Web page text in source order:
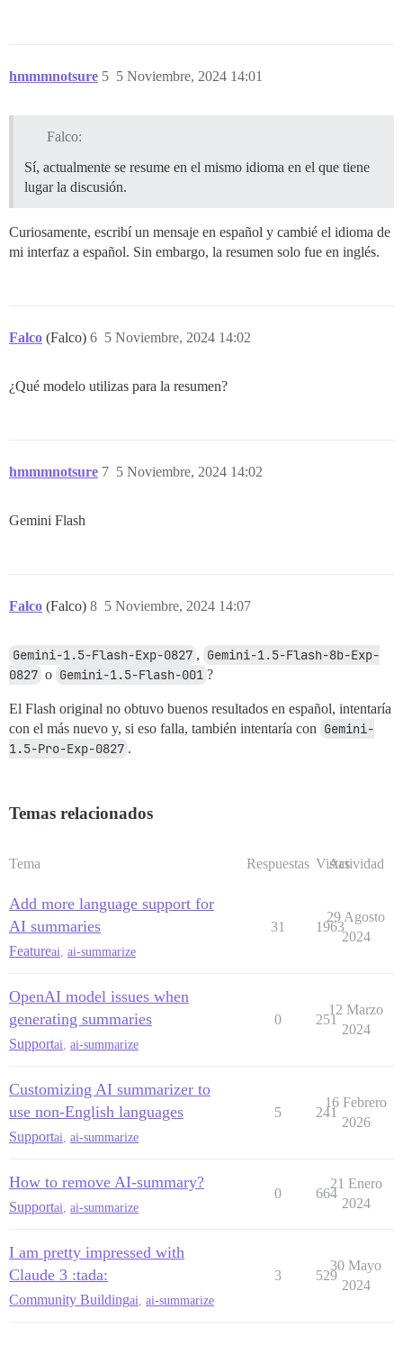
hmmmnotsure 5 Noviembre, 2024 14:01
5
Falco:
Sí, actualmente se resume en el mismo idioma en el que tiene
lugar la discusión.
Curiosamente, escribí un mensaje en español y cambié el idioma de
mi interfaz a español. Sin embargo, la resumen solo fue en inglés.
Falco (Falco) 5 Noviembre, 2024 14:02
6
¿Qué modelo utilizas para la resumen?
hmmmnotsure 5 Noviembre, 2024 14:02
7
Gemini Flash
Falco (Falco) 5 Noviembre, 2024 14:07
8
Gemini-1.5-Flash-Exp-0827 , Gemini-1.5-Flash-8b-Exp-
0827 o Gemini-1.5-Flash-001 ?
El Flash original no obtuvo buenos resultados en español, intentaría
con el más nuevo y, si eso falla, también intentaría con Gemini-
1.5-Pro-Exp-0827 .
Temas relacionados
Tema Respuestas Vistas
Actividad
Add more language support for
AI summaries
Featureai ai-summarize
31 1963
29 Agosto
2024
OpenAI model issues when
generating summaries
Supportai ai-summarize
0 251
12 Marzo
2024
Customizing AI summarizer to
use non-English languages
Supportai ai-summarize
5 241
16 Febrero
2026
How to remove AI-summary?
Supportai ai-summarize
0 664
21 Enero
2024
I am pretty impressed with
Claude 3 :tada:
Community Buildingai ai-summarize
3 529
30 Mayo
2024